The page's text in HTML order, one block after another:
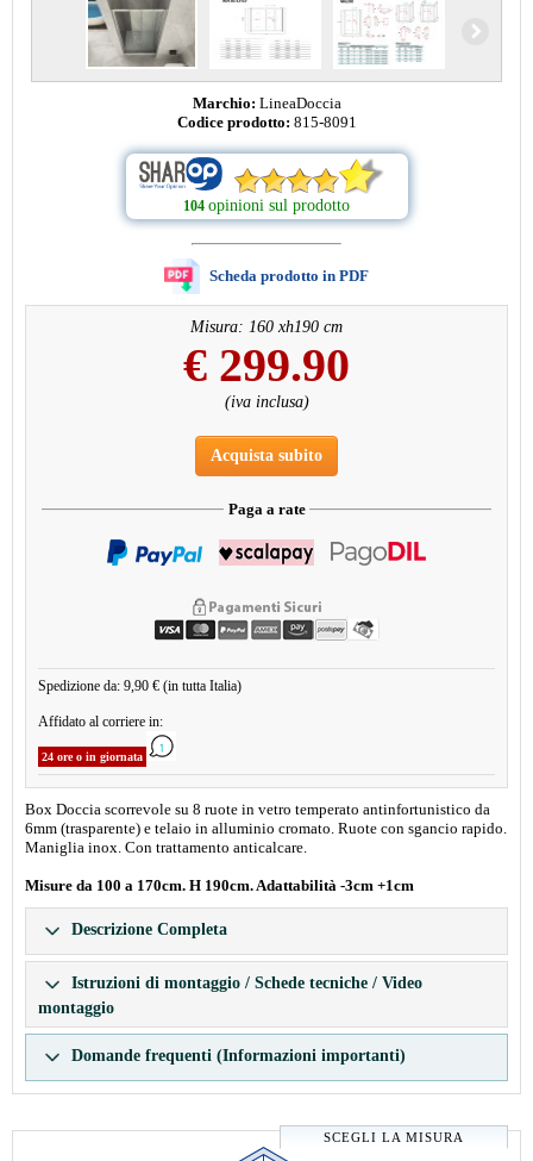
Marchio: LineaDoccia
Codice prodotto: 815-8091
104 opinioni sul prodotto
Scheda prodotto in PDF
Misura: 160 xh190 cm
€ 299.90
(iva inclusa)
Acquista subito
Paga a rate
Spedizione da: 9,90 € (in tutta Italia)
Affidato al corriere in:
24 ore o in giornata
Box Doccia scorrevole su 8 ruote in vetro temperato antinfortunistico da
6mm (trasparente) e telaio in alluminio cromato. Ruote con sgancio rapido.
Maniglia inox. Con trattamento anticalcare.
Misure da 100 a 170cm. H 190cm. Adattabilità -3cm +1cm
Descrizione Completa
Istruzioni di montaggio / Schede tecniche / Video
montaggio
Domande frequenti (Informazioni importanti)
SCEGLI LA MISURA